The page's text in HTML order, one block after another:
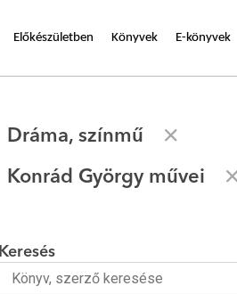
Előkészületben Könyvek E-könyvek
Dráma, színmű
Konrád György művei
Keresés